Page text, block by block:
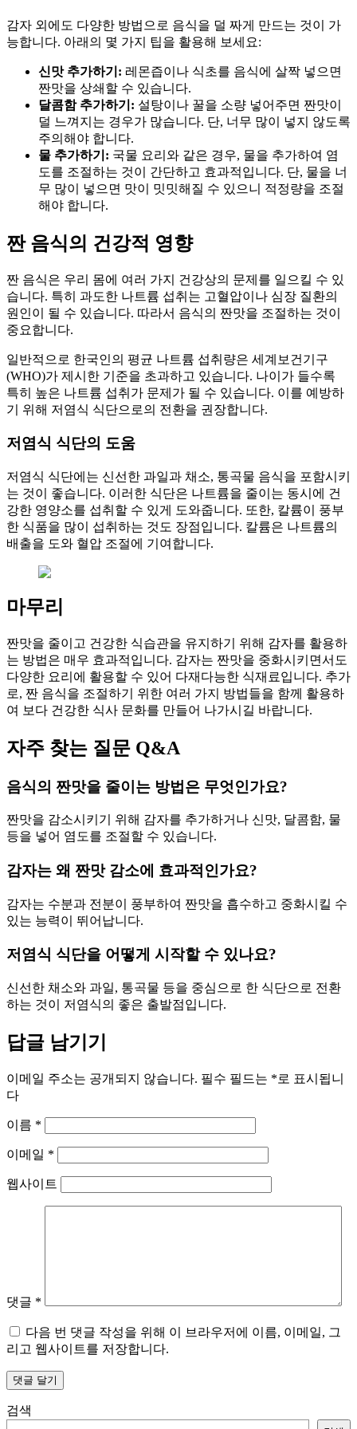
감자 외에도 다양한 방법으로 음식을 덜 짜게 만드는 것이 가
능합니다. 아래의 몇 가지 팁을 활용해 보세요:
신맛 추가하기: 레몬즙이나 식초를 음식에 살짝 넣으면
짠맛을 상쇄할 수 있습니다.
달콤함 추가하기: 설탕이나 꿀을 소량 넣어주면 짠맛이
덜 느껴지는 경우가 많습니다. 단, 너무 많이 넣지 않도록
주의해야 합니다.
물 추가하기: 국물 요리와 같은 경우, 물을 추가하여 염
도를 조절하는 것이 간단하고 효과적입니다. 단, 물을 너
무 많이 넣으면 맛이 밋밋해질 수 있으니 적정량을 조절
해야 합니다.
짠 음식의 건강적 영향
짠 음식은 우리 몸에 여러 가지 건강상의 문제를 일으킬 수 있
습니다. 특히 과도한 나트륨 섭취는 고혈압이나 심장 질환의
원인이 될 수 있습니다. 따라서 음식의 짠맛을 조절하는 것이
중요합니다.
일반적으로 한국인의 평균 나트륨 섭취량은 세계보건기구
(WHO)가 제시한 기준을 초과하고 있습니다. 나이가 들수록
특히 높은 나트륨 섭취가 문제가 될 수 있습니다. 이를 예방하
기 위해 저염식 식단으로의 전환을 권장합니다.
저염식 식단의 도움
저염식 식단에는 신선한 과일과 채소, 통곡물 음식을 포함시키
는 것이 좋습니다. 이러한 식단은 나트륨을 줄이는 동시에 건
강한 영양소를 섭취할 수 있게 도와줍니다. 또한, 칼륨이 풍부
한 식품을 많이 섭취하는 것도 장점입니다. 칼륨은 나트륨의
배출을 도와 혈압 조절에 기여합니다.
마무리
짠맛을 줄이고 건강한 식습관을 유지하기 위해 감자를 활용하
는 방법은 매우 효과적입니다. 감자는 짠맛을 중화시키면서도
다양한 요리에 활용할 수 있어 다재다능한 식재료입니다. 추가
로, 짠 음식을 조절하기 위한 여러 가지 방법들을 함께 활용하
여 보다 건강한 식사 문화를 만들어 나가시길 바랍니다.
자주 찾는 질문 Q&A
음식의 짠맛을 줄이는 방법은 무엇인가요?
짠맛을 감소시키기 위해 감자를 추가하거나 신맛, 달콤함, 물
등을 넣어 염도를 조절할 수 있습니다.
감자는 왜 짠맛 감소에 효과적인가요?
감자는 수분과 전분이 풍부하여 짠맛을 흡수하고 중화시킬 수
있는 능력이 뛰어납니다.
저염식 식단을 어떻게 시작할 수 있나요?
신선한 채소와 과일, 통곡물 등을 중심으로 한 식단으로 전환
하는 것이 저염식의 좋은 출발점입니다.
답글 남기기
이메일 주소는 공개되지 않습니다. 필수 필드는 *로 표시됩니
다
이름 *
이메일 *
웹사이트
댓글 *
다음 번 댓글 작성을 위해 이 브라우저에 이름, 이메일, 그
리고 웹사이트를 저장합니다.
검색